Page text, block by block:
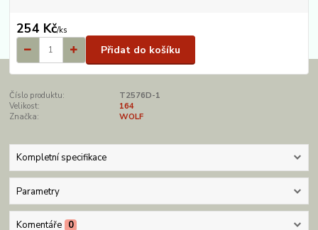
254 Kč/ks
Přidat do košíku
Číslo produktu:
T2576D-1
Velikost:
164
Značka:
WOLF
Kompletní specifikace
Parametry
Komentáře 0